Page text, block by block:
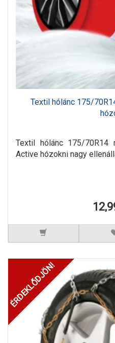
Textil hólánc 175/
Textil hólánc 175/70R14
Active hózokni nagy
ÉRDEKLŐDJÖN!